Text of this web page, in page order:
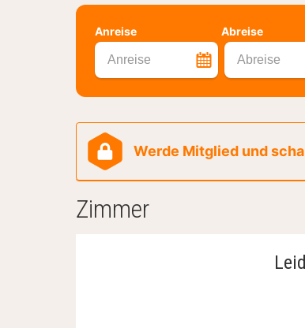
Anreise Abreise
Anreise Abreise
Werde Mitglied und
Zimmer